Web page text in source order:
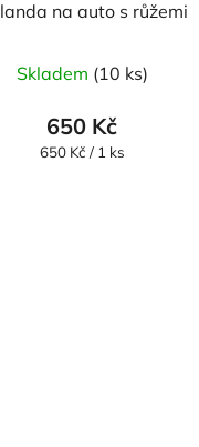
na auto s růžemi
hodnocení
produktu
je
Skladem (10 ks)
650 Kč
Měrná
650 Kč / 1 ks